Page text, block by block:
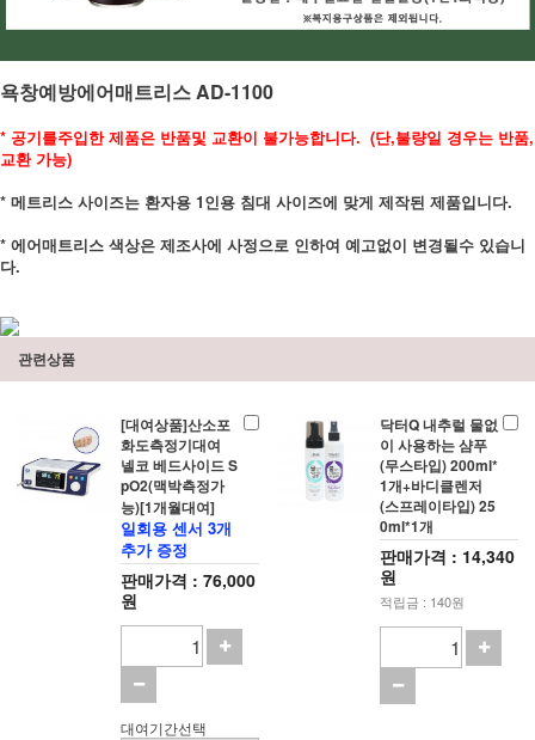
욕창예방에어매트리스 AD-1100
* 공기를주입한 제품은 반품및 교환이 불가능합니다. (단,불량일 경우는 반품,
교환 가능)
* 메트리스 사이즈는 환자용 1인용 침대 사이즈에 맞게 제작된 제품입니다.
* 에어매트리스 색상은 제조사에 사정으로 인하여 예고없이 변경될수 있습니
다.
관련상품
[대여상품]산소포
화도측정기대여
넬코 베드사이드 S
pO2(맥박측정가
능)[1개월대여]
일회용 센서 3개
추가 증정
판매가격 : 76,000
원
대여기간선택
닥터Q 내추럴 물없
이 사용하는 샴푸
(무스타입) 200ml*
1개+바디클렌저
(스프레이타입) 25
0ml*1개
판매가격 : 14,340
원
적립금 : 140원